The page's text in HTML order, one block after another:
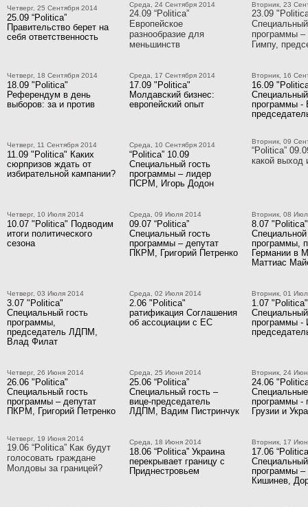
Четверг, 25 Сентября 2014
25.09 “Politica”
Правительство берет на
себя ответственность
Среда, 24 Сентября 2014
24.09 “Politica”
Европейское
разнообразие для
меньшинств
Вторник, 23
23.09
Специальный
программы
Гимпу,
Четверг, 18 Сентября 2014
18.09 "Politica"
Референдум в день
выборов: за и против
Среда, 17 Сентября 2014
17.09 "Politica"
Молдавский бизнес:
европейский опыт
Вторник, 16
16.09
Специальный
программы -
Четверг, 11 Сентября 2014
11.09 "Politica" Каких
сюрпризов ждать от
избирательной кампании?
Среда, 10 Сентября 2014
“Politica” 10.09
Специальный гость
программы – лидер
ПСРМ, Игорь Додон
Вторник, 09
“Politica”
какой выход
Четверг, 10 Июля 2014
10.07 "Politica" Подводим
итоги политического
сезона
Среда, 09 Июля 2014
09.07 “Politica”
Специальный гость
программы – депутат
ПКРМ, Григорий Петренко
Вторник, 08
8.07 "Politica"
Специальной
программы,
Германии в
Маттиас
Четверг, 03 Июля 2014
3.07 "Politica"
Специальный гость
программы,
председатель ЛДПМ,
Влад Филат
Среда, 02 Июля 2014
2.06 "Politica"
ратификация Соглашения
об ассоциации с ЕС
Вторник, 01
1.07 "Politica"
Специальный
программы -
Четверг, 26 Июня 2014
26.06 "Politica"
Специальный гость
программы – депутат
ПКРМ, Григорий Петренко
Среда, 25 Июня 2014
25.06 “Politica”
Специальный гость –
вице-председатель
ЛДПМ, Вадим Пистринчук
Вторник, 24
24.06
Специальные
программы -
Грузии и
Четверг, 19 Июня 2014
19.06 “Politica” Как будут
голосовать граждане
Молдовы за границей?
Среда, 18 Июня 2014
18.06 “Politica” Украина
перекрывает границу с
Приднестровьем
Вторник, 17
17.06
Специальный
программы –
Кишинев,